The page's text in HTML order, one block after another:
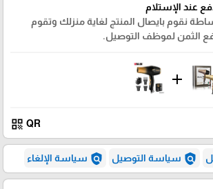
عند الإستلام
نقوم بايصال المنتج لغاية منزلك وتقوم
الثمن لموظف التوصيل.
add
QR
qr_code
policy سياسة التوصيل policy سياسة الإلغاء